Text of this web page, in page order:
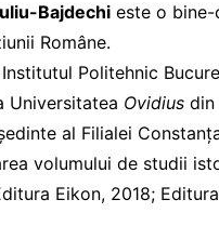
Bajdechi este o bine-
Române.
Politehnic
Universitatea Ovidius din
al Filialei
volumului de studii
Eikon, 2018;